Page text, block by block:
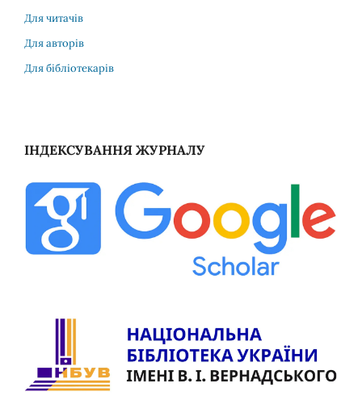
Для читачів
Для авторів
Для бібліотекарів
ІНДЕКСУВАННЯ ЖУРНАЛУ